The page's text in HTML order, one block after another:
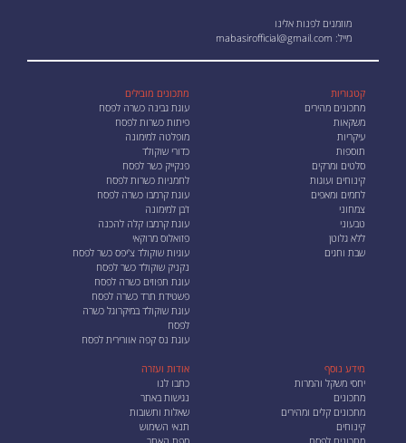
מוזמנים לפנות אלינו
מייל: mabasirofficial@gmail.com
קטגוריות
מתכונים מהירים
משקאות
עיקריות
תוספות
סלטים ומרקים
קינוחים ועוגות
לחמים ומאפים
צמחוני
טבעוני
ללא גלוטן
שבת וחגים
מתכונים מובילים
עוגת גבינה כשרה לפסח
פיתות כשרות לפסח
מופלטה למימונה
כדורי שוקולד
פנקייק כשר לפסח
לחמניות כשרות לפסח
עוגת קרמבו כשרה לפסח
ז'בן למימונה
עוגת קרמבו קלה להכנה
פזואלוס מרוקאי
עוגיות שוקולד צ'יפס כשר לפסח
נקניק שוקולד כשר לפסח
עוגת תפוזים כשרה לפסח
פשטידת תרד כשרה לפסח
עוגת שוקולד במיקרוגל כשרה
לפסח
עוגת נס קפה אוורירית לפסח
מידע נוסף
יחסי משקל והמרות
מתכונים
מתכונים קלים ומהירים
קינוחים
אודות ועזרה
כתבו לנו
נגישות באתר
שאלות ותשובות
תנאי השימוש